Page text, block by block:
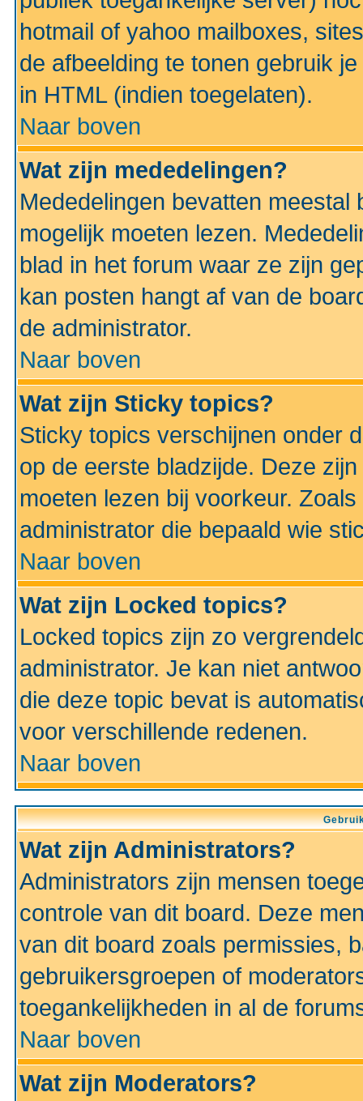
hotmail of yahoo mailboxes,
de afbeelding te tonen gebruik
in HTML (indien toegelaten).
Naar boven
Wat zijn mededelingen?
Mededelingen bevatten
mogelijk moeten lezen.
blad in het forum waar ze zijn
kan posten hangt af van de
de administrator.
Naar boven
Wat zijn Sticky topics?
Sticky topics verschijnen onder
op de eerste bladzijde. Deze
moeten lezen bij voorkeur.
administrator die bepaald wie
Naar boven
Wat zijn Locked topics?
Locked topics zijn zo
administrator. Je kan niet
die deze topic bevat is
voor verschillende redenen.
Naar boven
Wat zijn Administrators?
Administrators zijn mensen
controle van dit board. Deze
van dit board zoals permissies,
gebruikersgroepen of
toegankelijkheden in al de
Naar boven
Wat zijn Moderators?